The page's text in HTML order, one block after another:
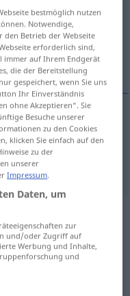
antippen)
Quellen
Redaktion
bestmöglich nutzen
Notwendige,
den Betrieb der Webseite
erforderlich sind,
immer auf Ihrem Endgerät
die der Bereitstellung
gespeichert, wenn Sie uns
Ihr Einverständnis
ohne Akzeptieren“. Sie
Besuche unserer
zu den Cookies
klicken Sie einfach auf den
zu der
unserer
Impressum.
Daten, um
zur
und/oder Zugriff auf
Werbung und Inhalte,
und